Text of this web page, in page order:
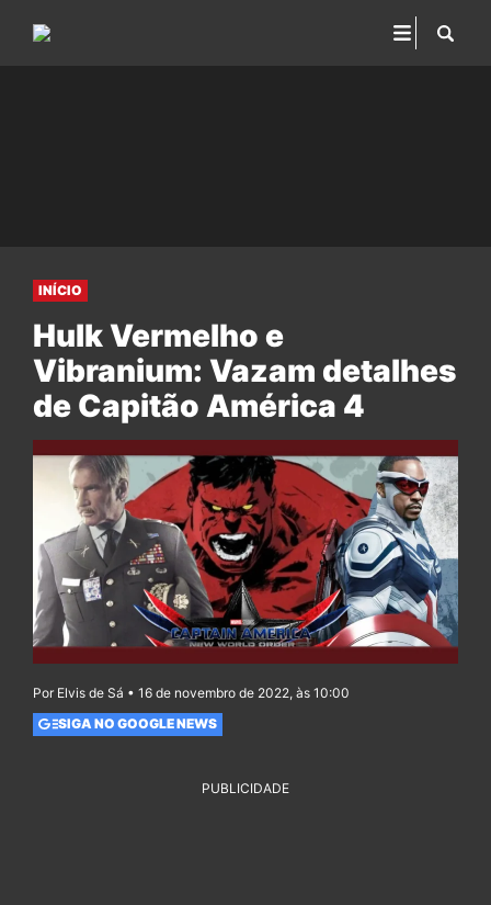
INÍCIO
Hulk Vermelho e
Vibranium: Vazam detalhes
de Capitão América 4
Por Elvis de Sá • 16 de novembro de 2022, às 10:00
SIGA NO GOOGLE NEWS
PUBLICIDADE